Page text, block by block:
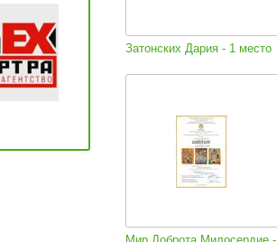
Затонских Дария - 1 место